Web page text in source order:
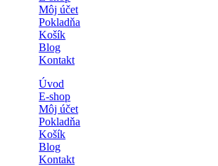
Môj účet
Pokladňa
Košík
Blog
Kontakt
Úvod
E-shop
Môj účet
Pokladňa
Košík
Blog
Kontakt